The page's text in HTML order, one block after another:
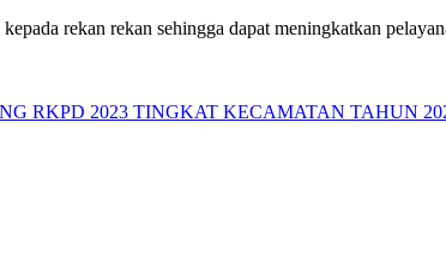
rekan rekan sehingga dapat meningkatkan
RKPD 2023 TINGKAT KECAMATAN TAHUN